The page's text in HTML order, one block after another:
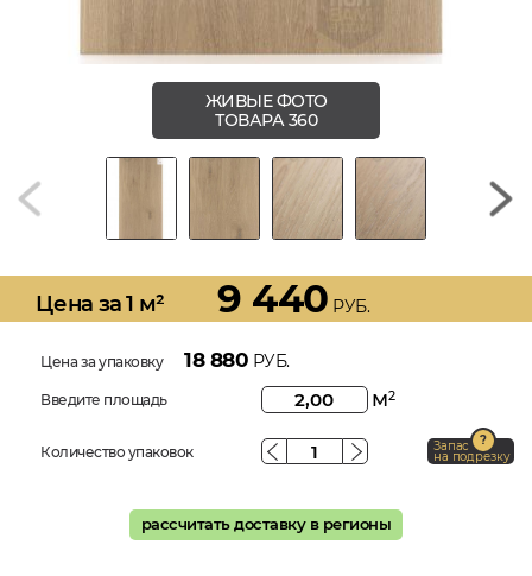
ЖИВЫЕ ФОТО
ТОВАРА 360
Цена за 1 м² 9 440 РУБ.
Цена за упаковку 18 880 РУБ.
Введите площадь м2
Количество упаковок Запас
на подрезку
рассчитать доставку в регионы